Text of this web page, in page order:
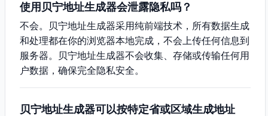
使用贝宁地址生成器会泄露隐私吗？
不会。贝宁地址生成器采用纯前端技术，所有数据生成
和处理都在你的浏览器本地完成，不会上传任何信息到
服务器。贝宁地址生成器不会收集、存储或传输任何用
户数据，确保完全隐私安全。
贝宁地址生成器可以按特定省或区域生成地址